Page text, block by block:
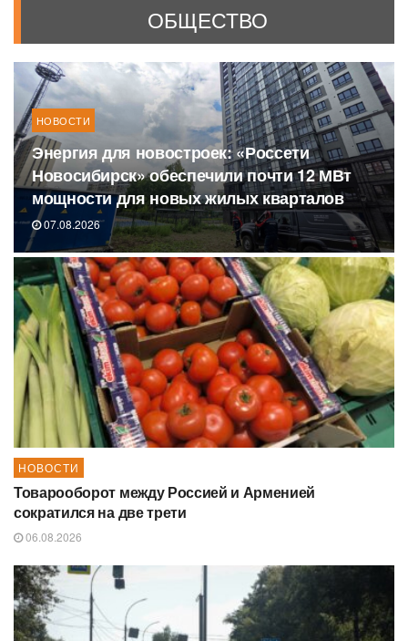
ОБЩЕСТВО
НОВОСТИ
Энергия для новостроек: «Россети
Новосибирск» обеспечили почти 12 МВт
мощности для новых жилых кварталов
07.08.2026
НОВОСТИ
Товарооборот между Россией и Арменией
сократился на две трети
06.08.2026